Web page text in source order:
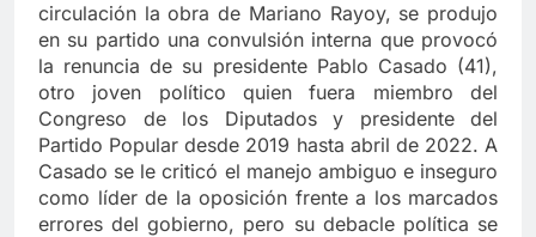
circulación la obra de Mariano Rayoy, se produjo
en su partido una convulsión interna que provocó
la renuncia de su presidente Pablo Casado (41),
otro joven político quien fuera miembro del
Congreso de los Diputados y presidente del
Partido Popular desde 2019 hasta abril de 2022. A
Casado se le criticó el manejo ambiguo e inseguro
como líder de la oposición frente a los marcados
errores del gobierno, pero su debacle política se